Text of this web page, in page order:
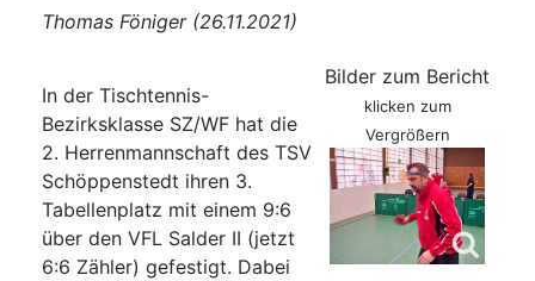
Thomas Föniger (26.11.2021)
In der Tischtennis-
Bezirksklasse SZ/WF hat die
2. Herrenmannschaft des TSV
Schöppenstedt ihren 3.
Tabellenplatz mit einem 9:6
über den VFL Salder II (jetzt
6:6 Zähler) gefestigt. Dabei
Bilder zum Bericht
klicken zum
Vergrößern